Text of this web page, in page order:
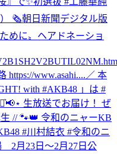
） 🗞朝日新聞デジタル版
めに〟ヘアドネーショ
https://www.asahi.... ／ 本
with #AKB48 」は #
生放送でお届け！ ぜ
// 🐾👑 令和のニャーKB
#川村結衣 #令和のニ
2月23日～2月27日公